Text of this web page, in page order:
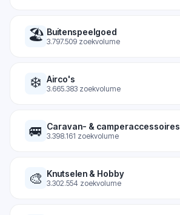
🏖️ Buitenspeelgoed
3.797.509 zoekvolume
❄️ Airco's
3.665.383 zoekvolume
🚐 Caravan- & camperaccessoires
3.398.161 zoekvolume
🎨 Knutselen & Hobby
3.302.554 zoekvolume